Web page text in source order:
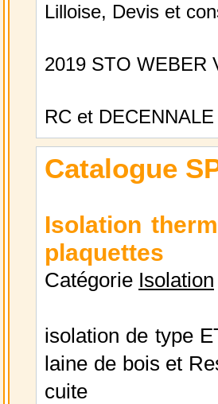
Lilloise, Devis et
2019 STO WEBER
RC et
Catalogue
Isolation
plaquettes
Catégorie Isolation
isolation de type
laine de bois et
cuite